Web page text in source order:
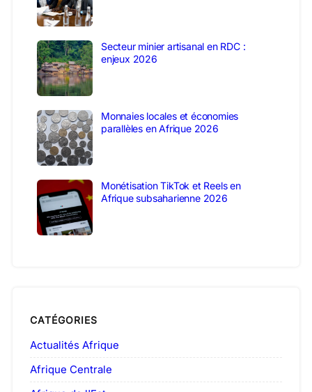
Secteur minier artisanal en RDC :
enjeux 2026
Monnaies locales et économies
parallèles en Afrique 2026
Monétisation TikTok et Reels en
Afrique subsaharienne 2026
CATÉGORIES
Actualités Afrique
Afrique Centrale